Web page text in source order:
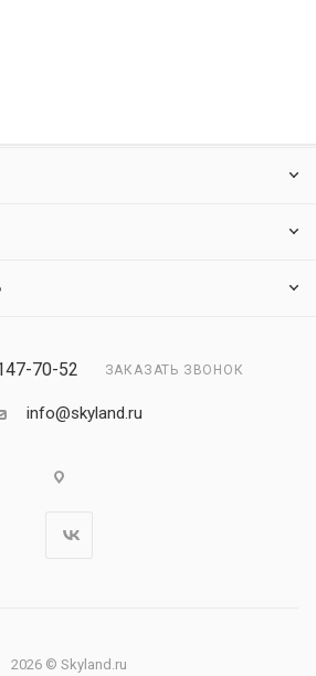
70-52 ЗАКАЗАТЬ ЗВОНОК
info@skyland.ru
2026 © Skyland.ru